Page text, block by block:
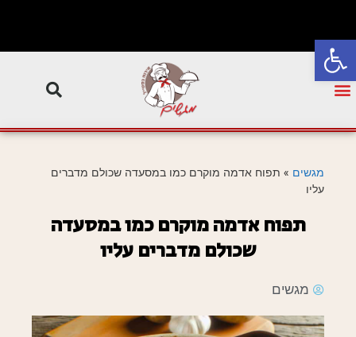
פתח סרגל נגישות
מגשים » תפוח אדמה מוקרם כמו במסעדה שכולם מדברים
עליו
תפוח אדמה מוקרם כמו במסעדה
שכולם מדברים עליו
מגשים